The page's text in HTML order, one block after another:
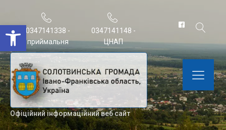
Відкрити Панель інструментів
0347141338 -
приймальня
0347141148 -
ЦНАП
Офіційний інформаційний веб сайт